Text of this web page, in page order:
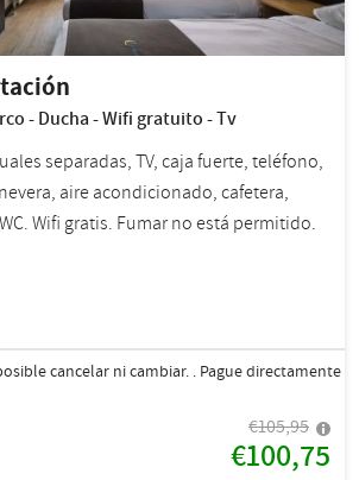
- Ducha - Wifi gratuito - Tv
separadas, TV, caja fuerte, teléfono,
aire acondicionado, cafetera,
Wifi gratis. Fumar no está permitido.
cancelar ni cambiar. . Pague directamente
€105,95
€100,75